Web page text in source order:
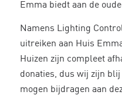
Emma biedt aan de
Namens Lighting
uitreiken aan Huis
Huizen zijn compleet
donaties, dus wij zijn
mogen bijdragen aan